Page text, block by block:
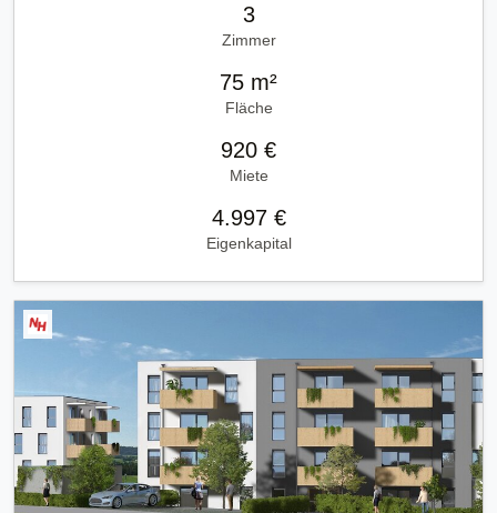
3
Zimmer
75 m²
Fläche
920 €
Miete
4.997 €
Eigenkapital